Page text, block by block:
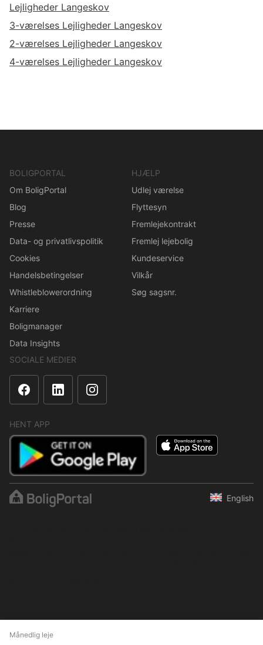
Månedlig leje
Lejligheder Langeskov
3-værelses Lejligheder Langeskov
2-værelses Lejligheder Langeskov
4-værelses Lejligheder Langeskov
BOLIGPORTAL
Om BoligPortal
Blog
Presse
Data- og privatlivspolitik
Cookies
Handelsbetingelser
Whistleblowerordning
Karriere
Boligmanager
Data Insights
HJÆLP
Udlej værelse
Flyttesyn
Fremlejekontrakt
Fremlej lejebolig
Kundeservice
Vilkår
Søg sagsnr.
SOCIALE MEDIER
HENT APP
English